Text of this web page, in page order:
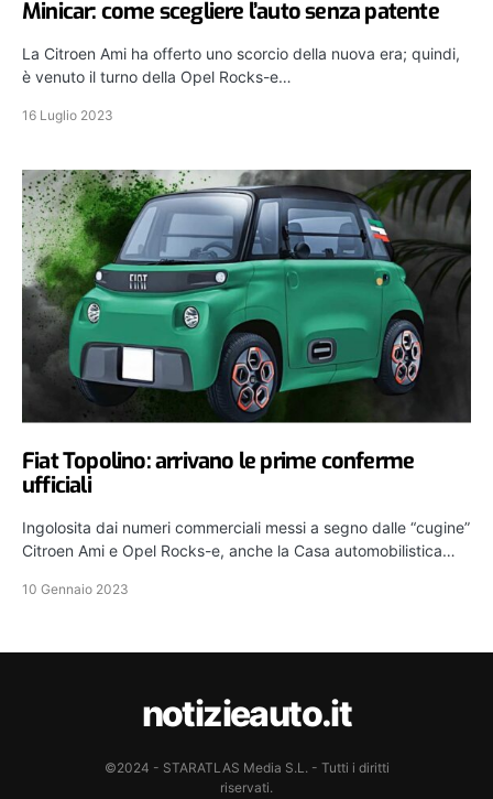
Minicar: come scegliere l’auto senza patente
La Citroen Ami ha offerto uno scorcio della nuova era; quindi,
è venuto il turno della Opel Rocks-e…
16 Luglio 2023
Fiat Topolino: arrivano le prime conferme
ufficiali
Ingolosita dai numeri commerciali messi a segno dalle “cugine”
Citroen Ami e Opel Rocks-e, anche la Casa automobilistica…
10 Gennaio 2023
notizieauto.it
©2024 - STARATLAS Media S.L. - Tutti i diritti
riservati.